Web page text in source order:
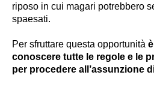
riposo in cui magari potrebbero
spaesati.
Per sfruttare questa opportunità
conoscere tutte le regole e le
per procedere all’assunzione